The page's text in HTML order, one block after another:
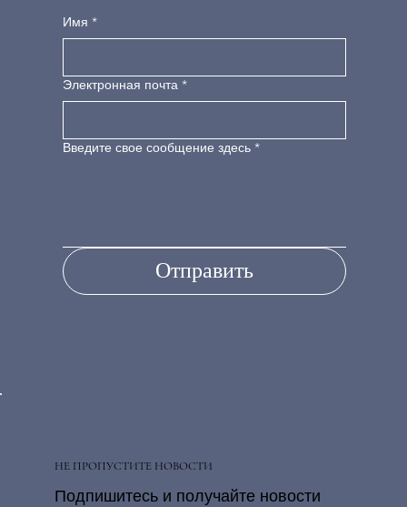
Имя *
Электронная почта *
Введите свое сообщение здесь *
Отправить
НЕ ПРОПУСТИТЕ НОВОСТИ
Подпишитесь и получайте новости